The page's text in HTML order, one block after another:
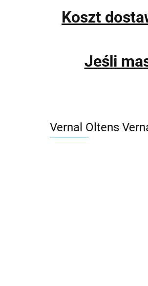
Koszt
Jeśli
Vernal Oltens